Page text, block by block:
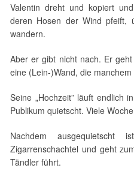
Valentin dreht und kopiert
deren Hosen der Wind pfeift,
wandern.
Aber er gibt nicht nach. Er
eine (Lein-)Wand, die
Seine „Hochzeit” läuft endlich
Publikum quietscht. Viele
Nachdem
Zigarrenschachtel und geht
Tändler führt.